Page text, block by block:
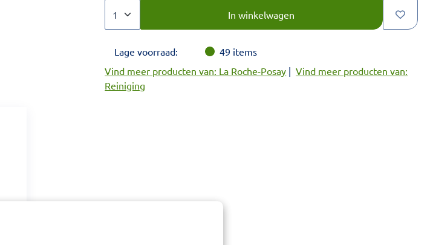
In winkelwagen
Lage voorraad: 49 items
Vind meer producten van: La Roche-Posay |Vind meer producten van:
Reiniging